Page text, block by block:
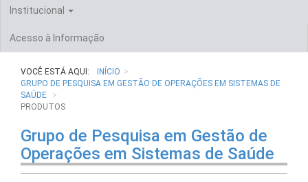
Institucional
Acesso à Informação
VOCÊ ESTÁ AQUI:
INÍCIO
GRUPO DE PESQUISA EM GESTÃO DE OPERAÇÕES EM SISTEMAS DE
SAÚDE
PRODUTOS
Grupo de Pesquisa em Gestão de
Operações em Sistemas de Saúde